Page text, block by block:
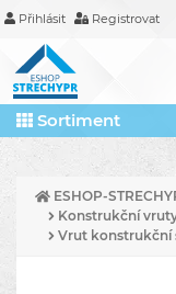
Přihlásit Registrovat
Sortiment
ESHOP-
Konstrukční
Vrut konstrukční